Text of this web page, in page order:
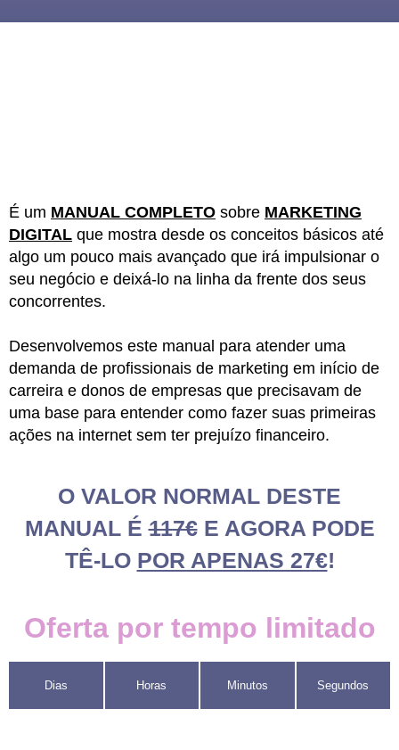
É um MANUAL COMPLETO sobre MARKETING
DIGITAL que mostra desde os conceitos básicos até
algo um pouco mais avançado que irá impulsionar o
seu negócio e deixá-lo na linha da frente dos seus
concorrentes.
Desenvolvemos este manual para atender uma
demanda de profissionais de marketing em início de
carreira e donos de empresas que precisavam de
uma base para entender como fazer suas primeiras
ações na internet sem ter prejuízo financeiro.
O VALOR NORMAL DESTE
MANUAL É117€E AGORA PODE
TÊ-LO POR APENAS 27€!
Oferta por tempo limitado
Dias Horas Minutos Segundos